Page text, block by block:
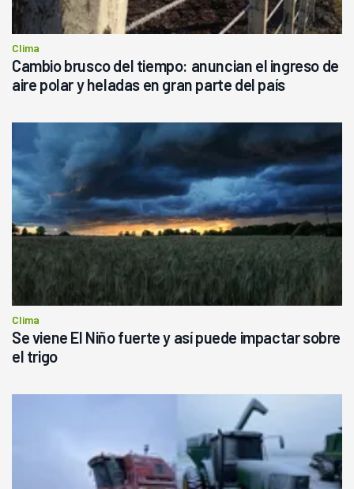
Clima
Cambio brusco del tiempo: anuncian el ingreso de
aire polar y heladas en gran parte del país
Clima
Se viene El Niño fuerte y así puede impactar sobre
el trigo